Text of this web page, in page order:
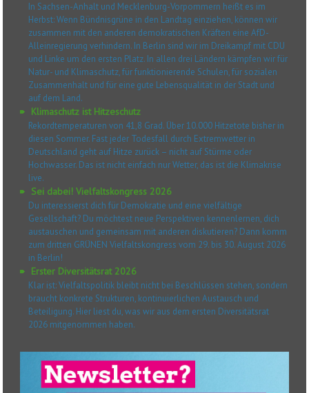
In Sachsen-Anhalt und Mecklenburg-Vorpommern heißt es im
Herbst: Wenn Bündnisgrüne in den Landtag einziehen, können wir
zusammen mit den anderen demokratischen Kräften eine AfD-
Alleinregierung verhindern. In Berlin sind wir im Dreikampf mit CDU
und Linke um den ersten Platz. In allen drei Ländern kämpfen wir für
Natur- und Klimaschutz, für funktionierende Schulen, für sozialen
Zusammenhalt und für eine gute Lebensqualität in der Stadt und
auf dem Land.
Klimaschutz ist Hitzeschutz
Rekordtemperaturen von 41,8 Grad. Über 10.000 Hitzetote bisher in
diesen Sommer. Fast jeder Todesfall durch Extremwetter in
Deutschland geht auf Hitze zurück – nicht auf Stürme oder
Hochwasser. Das ist nicht einfach nur Wetter, das ist die Klimakrise
live.
Sei dabei! Vielfaltskongress 2026
Du interessierst dich für Demokratie und eine vielfältige
Gesellschaft? Du möchtest neue Perspektiven kennenlernen, dich
austauschen und gemeinsam mit anderen diskutieren? Dann komm
zum dritten GRÜNEN Vielfaltskongress vom 29. bis 30. August 2026
in Berlin!
Erster Diversitätsrat 2026
Klar ist: Vielfaltspolitik bleibt nicht bei Beschlüssen stehen, sondern
braucht konkrete Strukturen, kontinuierlichen Austausch und
Beteiligung. Hier liest du, was wir aus dem ersten Diversitätsrat
2026 mitgenommen haben.